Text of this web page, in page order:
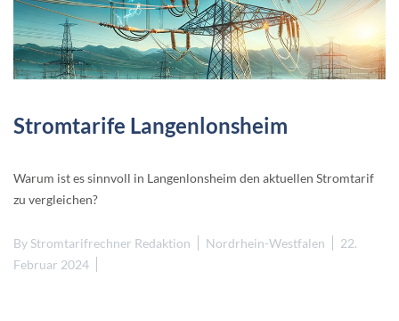
Stromtarife Langenlonsheim
Warum ist es sinnvoll in Langenlonsheim den aktuellen Stromtarif
zu vergleichen?
By Stromtarifrechner Redaktion Nordrhein-Westfalen
22.
Februar 2024